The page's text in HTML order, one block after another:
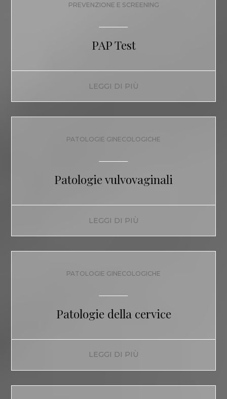
PREVENZIONE E SCREENING
PAP Test
LEGGI DI PIÙ
PATOLOGIE GINECOLOGICHE
Patologie vulvovaginali
LEGGI DI PIÙ
PATOLOGIE GINECOLOGICHE
Patologie della cervice
LEGGI DI PIÙ